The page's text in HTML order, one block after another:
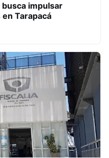
impulsar
Tarapacá